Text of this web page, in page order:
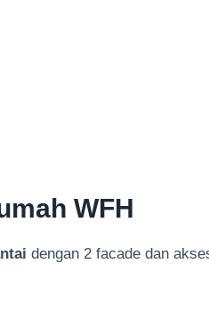
WFH
dengan 2 facade dan